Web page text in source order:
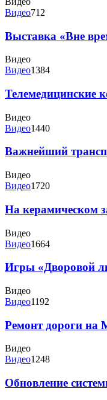
Видео712
Выставка «Вне
Видео
Видео1384
Телемедицинские
Видео
Видео1440
Важнейший
Видео
Видео1720
На керамическом
Видео
Видео1664
Игры «Дворовой
Видео
Видео1192
Ремонт дороги на
Видео
Видео1248
Обновление